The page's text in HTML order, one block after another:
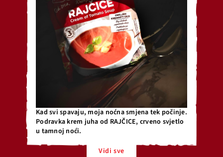
Kad svi spavaju, moja noćna smjena tek počinje.
Podravka krem juha od RAJČICE, crveno svjetlo
u tamnoj noći.
Vidi sve